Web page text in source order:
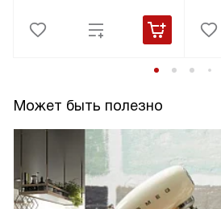
Может быть полезно